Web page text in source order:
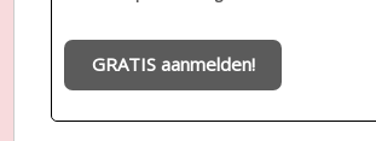
GRATIS aanmelden!